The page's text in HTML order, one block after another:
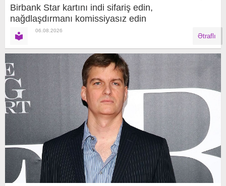
Birbank Star kartını indi sifariş edin,
nağdlaşdırmanı komissiyasız edin
06.08.2026
Ətraflı